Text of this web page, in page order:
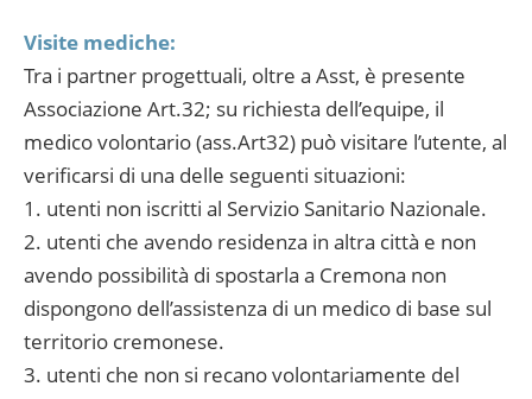
Visite mediche:
Tra i partner progettuali, oltre a Asst, è presente
Associazione Art.32; su richiesta dell’equipe, il
medico volontario (ass.Art32) può visitare l’utente, al
verificarsi di una delle seguenti situazioni:
1. utenti non iscritti al Servizio Sanitario Nazionale.
2. utenti che avendo residenza in altra città e non
avendo possibilità di spostarla a Cremona non
dispongono dell’assistenza di un medico di base sul
territorio cremonese.
3. utenti che non si recano volontariamente del